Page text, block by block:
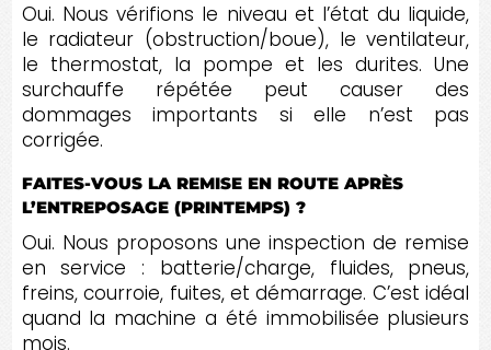
Oui. Nous vérifions le niveau et l’état du liquide,
le radiateur (obstruction/boue), le ventilateur,
le thermostat, la pompe et les durites. Une
surchauffe répétée peut causer des
dommages importants si elle n’est pas
corrigée.
FAITES-VOUS LA REMISE EN ROUTE APRÈS
L’ENTREPOSAGE (PRINTEMPS) ?
Oui. Nous proposons une inspection de remise
en service : batterie/charge, fluides, pneus,
freins, courroie, fuites, et démarrage. C’est idéal
quand la machine a été immobilisée plusieurs
mois.